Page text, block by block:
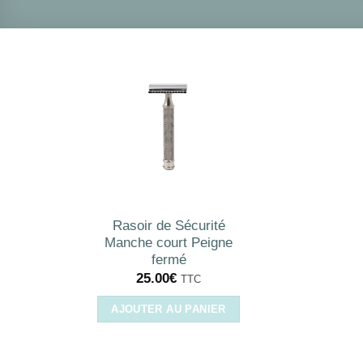
Rasoir de Sécurité
Manche court Peigne
fermé
25.00€ TTC
AJOUTER AU PANIER